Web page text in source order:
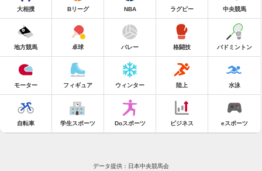
大相撲 Bリーグ NBA ラグビー 中央競馬
地方競馬 卓球 バレー 格闘技 バドミントン
モーター フィギュア ウィンター 陸上 水泳
自転車 学生スポーツ Doスポーツ ビジネス eスポーツ
データ提供：日本中央競馬会